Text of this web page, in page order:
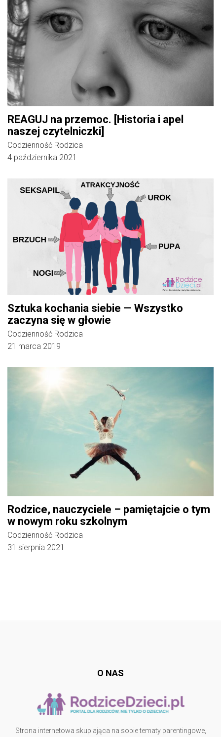
REAGUJ na przemoc. [Historia i apel
naszej czytelniczki]
Codzienność Rodzica
4 października 2021
Sztuka kochania siebie — Wszystko
zaczyna się w głowie
Codzienność Rodzica
21 marca 2019
Rodzice, nauczyciele – pamiętajcie o tym
w nowym roku szkolnym
Codzienność Rodzica
31 sierpnia 2021
O NAS
Strona internetowa skupiająca na sobie tematy parentingowe,